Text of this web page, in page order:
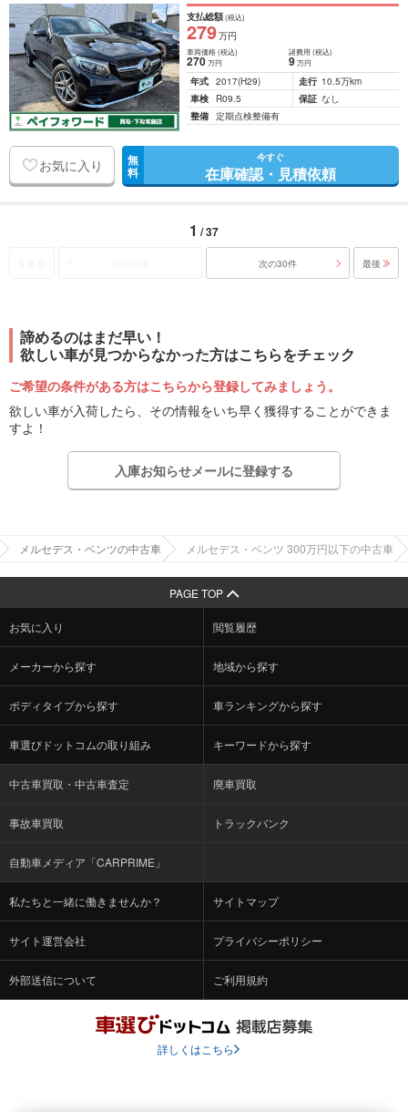
支払総額(税込)
279万円
車両価格(税込)
270万円
諸費用 (税込)
9 万円
年式 2017(H29) 走行 10.5万km
車検
R09.5 保証 なし
整備 定期点検整備有
お気に入り 無
料
今すぐ
在庫確認・見積依頼
1 / 37
次の30件 最後
諦めるのはまだ早い！
欲しい車が見つからなかった方はこちらをチェック
ご希望の条件がある方はこちらから登録してみましょう。
欲しい車が入荷したら、その情報をいち早く獲得することができま
すよ！
入庫お知らせメールに登録する
メルセデス・ベンツの中古車 メルセデス・ベンツ 300万円以下の中古車
PAGE TOP
お気に入り 閲覧履歴
メーカーから探す 地域から探す
ボディタイプから探す 車ランキングから探す
車選びドットコムの取り組み キーワードから探す
中古車買取・中古車査定 廃車買取
事故車買取 トラックバンク
自動車メディア「CARPRIME」
私たちと一緒に働きませんか？ サイトマップ
サイト運営会社 プライバシーポリシー
外部送信について ご利用規約
詳しくはこちら